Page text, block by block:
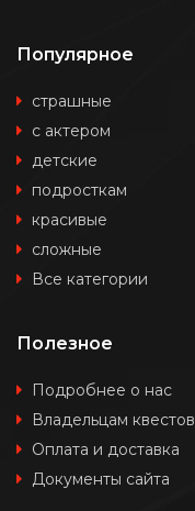
Популярное
страшные
с актером
детские
подросткам
красивые
сложные
Все категории
Полезное
Подробнее о нас
Владельцам квестов
Оплата и доставка
Документы сайта